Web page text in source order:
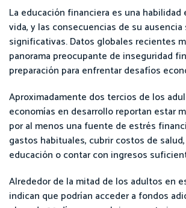
La educación financiera es una habilidad
vida, y las consecuencias de su ausencia
significativas. Datos globales recientes
panorama preocupante de inseguridad
preparación para enfrentar desafíos
Aproximadamente dos tercios de los
economías en desarrollo reportan estar
por al menos una fuente de estrés
gastos habituales, cubrir costos de
educación o contar con ingresos
Alrededor de la mitad de los adultos en
indican que podrían acceder a fondos